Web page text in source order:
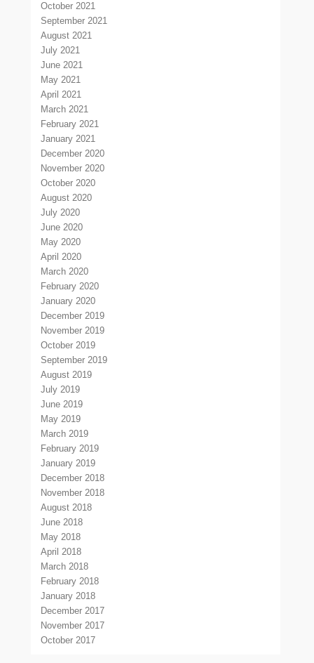
October 2021
September 2021
August 2021
July 2021
June 2021
May 2021
April 2021
March 2021
February 2021
January 2021
December 2020
November 2020
October 2020
August 2020
July 2020
June 2020
May 2020
April 2020
March 2020
February 2020
January 2020
December 2019
November 2019
October 2019
September 2019
August 2019
July 2019
June 2019
May 2019
March 2019
February 2019
January 2019
December 2018
November 2018
August 2018
June 2018
May 2018
April 2018
March 2018
February 2018
January 2018
December 2017
November 2017
October 2017